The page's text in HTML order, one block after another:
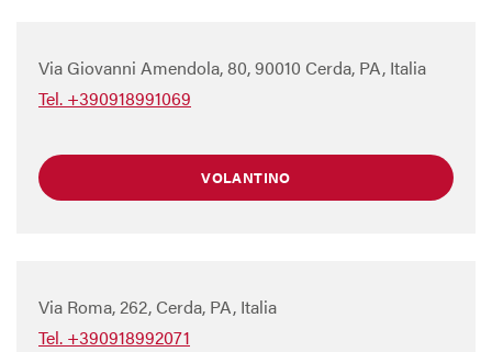
Via Giovanni Amendola, 80, 90010 Cerda, PA, Italia
Tel. +390918991069
VOLANTINO
Via Roma, 262, Cerda, PA, Italia
Tel. +390918992071